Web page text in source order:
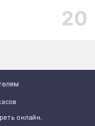
онлайн.